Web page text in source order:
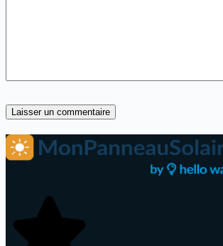
Laisser un commentaire